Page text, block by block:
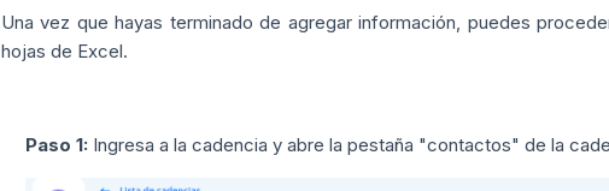
Una vez que hayas terminado de agregar información, puedes
hojas de Excel.
Paso 1: Ingresa a la cadencia y abre la pestaña "contactos" de la